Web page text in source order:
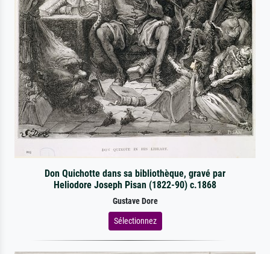
Don Quichotte dans sa bibliothèque, gravé par
Heliodore Joseph Pisan (1822-90) c.1868
Gustave Dore
Sélectionnez